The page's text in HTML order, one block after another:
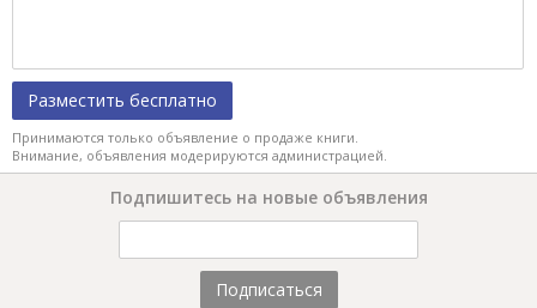
Разместить бесплатно
Принимаются только объявление о продаже книги.
Внимание, объявления модерируются администрацией.
Подпишитесь на новые объявления
Подписаться